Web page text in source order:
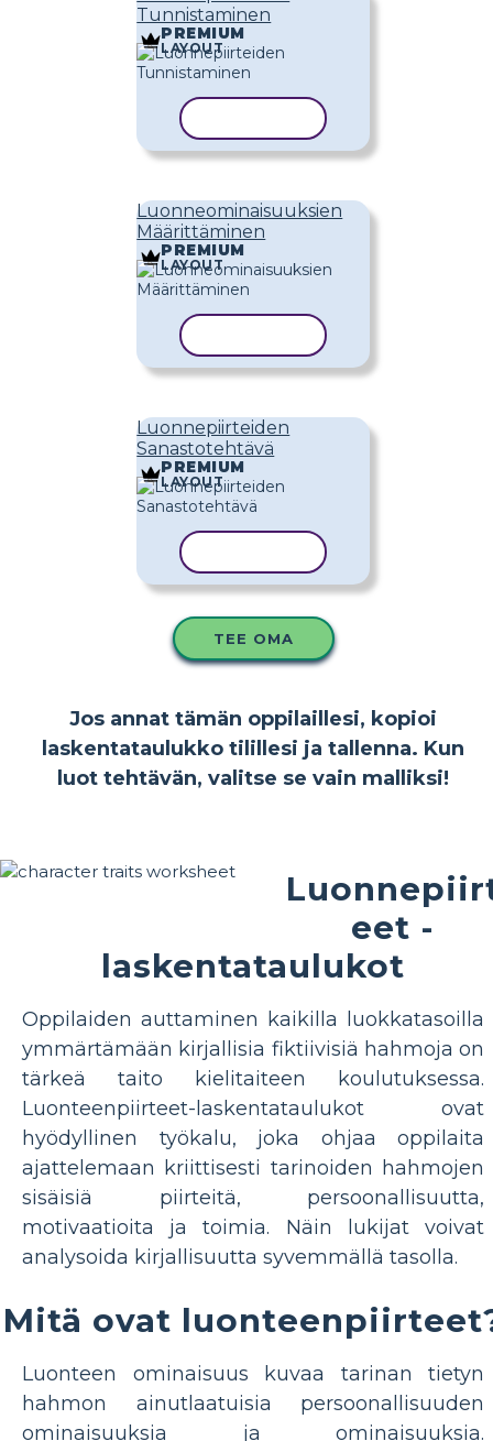
Tunnistaminen
PREMIUM
LAYOUT
Luonneominaisuuksien
Määrittäminen
PREMIUM
LAYOUT
Luonnepiirteiden
Sanastotehtävä
PREMIUM
LAYOUT
TEE OMA
Jos annat tämän oppilaillesi, kopioi
laskentataulukko tilillesi ja tallenna. Kun
luot tehtävän, valitse se vain malliksi!
eet -
laskentataulukot
Oppilaiden auttaminen kaikilla luokkatasoilla
ymmärtämään kirjallisia fiktiivisiä hahmoja on
tärkeä taito kielitaiteen koulutuksessa.
Luonteenpiirteet-laskentataulukot ovat
hyödyllinen työkalu, joka ohjaa oppilaita
ajattelemaan kriittisesti tarinoiden hahmojen
sisäisiä piirteitä, persoonallisuutta,
motivaatioita ja toimia. Näin lukijat voivat
analysoida kirjallisuutta syvemmällä tasolla.
Mitä ovat
Luonteen ominaisuus kuvaa tarinan tietyn
hahmon ainutlaatuisia persoonallisuuden
ominaisuuksia ja ominaisuuksia.